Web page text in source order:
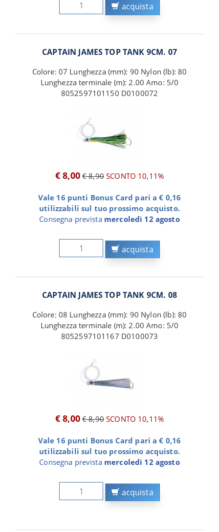
acquista
CAPTAIN JAMES TOP TANK 9CM. 07
Colore: 07 Lunghezza (mm): 90 Nylon (lb): 80
Lunghezza terminale (m): 2.00 Amo: 5/0
8052597101150 D0100072
€ 8,00 € 8,90SCONTO 10,11%
Vale 16 punti Bonus Card pari a € 0,16
utilizzabili sul tuo prossimo acquisto.
Consegna prevista mercoledì 12 agosto
acquista
CAPTAIN JAMES TOP TANK 9CM. 08
Colore: 08 Lunghezza (mm): 90 Nylon (lb): 80
Lunghezza terminale (m): 2.00 Amo: 5/0
8052597101167 D0100073
€ 8,00 € 8,90SCONTO 10,11%
Vale 16 punti Bonus Card pari a € 0,16
utilizzabili sul tuo prossimo acquisto.
Consegna prevista mercoledì 12 agosto
acquista